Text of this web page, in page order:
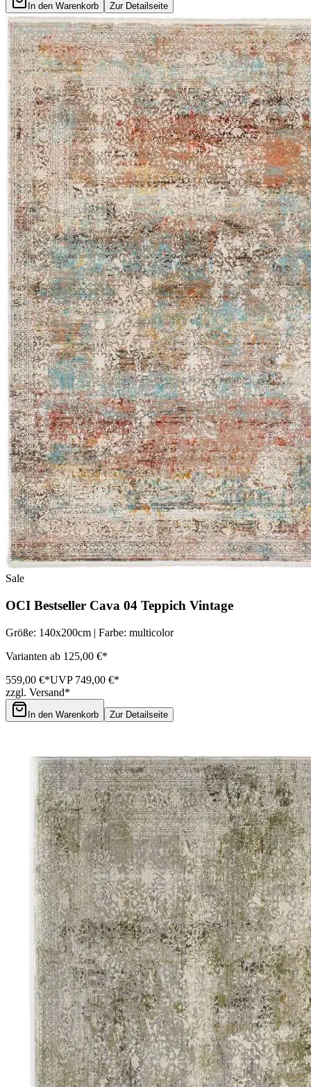
In den Warenkorb Zur Detailseite
Sale
OCI Bestseller Cava 04 Teppich Vintage
Größe: 140x200cm | Farbe: multicolor
Varianten ab 125,00 €*
559,00 €*UVP 749,00 €*
zzgl. Versand*
In den Warenkorb Zur Detailseite